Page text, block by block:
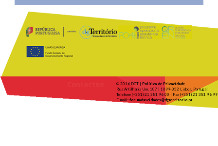
© 2016 DGT | Política de Privacidade
Rua Artilharia Um, 107 | 1099-052 Lisboa, Portugal
Telefone (+351) 21 381 96 00 | Fax (+351) 21 381 96 99
E-mail: forumdascidades@dgterritorio.pt